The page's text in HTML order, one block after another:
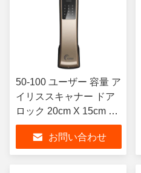
50-100 ユーザー 容量 ア
イリススキャナー ドア
ロック 20cm X 15cm X
10cm
お問い合わせ